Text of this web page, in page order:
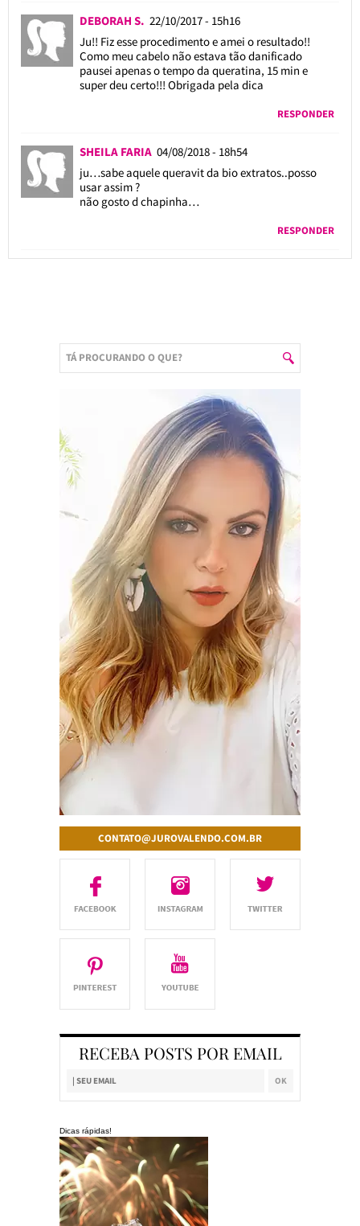
DEBORAH S. 22/10/2017 - 15h16
Ju!! Fiz esse procedimento e amei o resultado!!
Como meu cabelo não estava tão danificado
pausei apenas o tempo da queratina, 15 min e
super deu certo!!! Obrigada pela dica
RESPONDER
SHEILA FARIA 04/08/2018 - 18h54
ju…sabe aquele queravit da bio extratos..posso
usar assim ?
não gosto d chapinha…
RESPONDER
CONTATO@JUROVALENDO.COM.BR
RECEBA POSTS POR EMAIL
Dicas rápidas!